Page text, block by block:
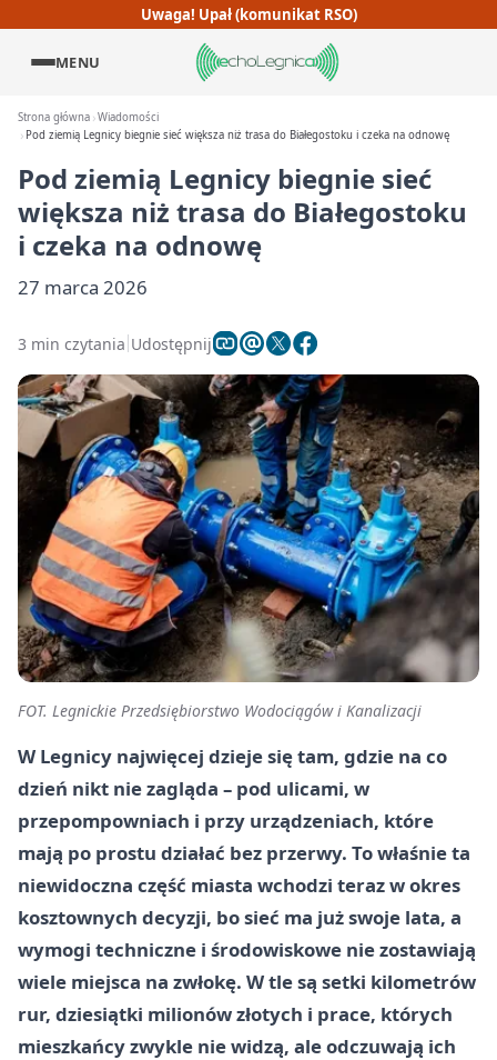
Uwaga! Upał (komunikat RSO)
MENU
Strona główna Wiadomości
Pod ziemią Legnicy biegnie sieć większa niż trasa do Białegostoku i czeka na odnowę
Pod ziemią Legnicy biegnie sieć
większa niż trasa do Białegostoku
i czeka na odnowę
27 marca 2026
3 min czytania Udostępnij
FOT. Legnickie Przedsiębiorstwo Wodociągów i Kanalizacji
W Legnicy najwięcej dzieje się tam, gdzie na co
dzień nikt nie zagląda – pod ulicami, w
przepompowniach i przy urządzeniach, które
mają po prostu działać bez przerwy. To właśnie ta
niewidoczna część miasta wchodzi teraz w okres
kosztownych decyzji, bo sieć ma już swoje lata, a
wymogi techniczne i środowiskowe nie zostawiają
wiele miejsca na zwłokę. W tle są setki kilometrów
rur, dziesiątki milionów złotych i prace, których
mieszkańcy zwykle nie widzą, ale odczuwają ich